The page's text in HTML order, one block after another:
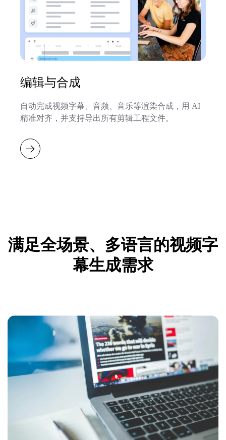
编辑与合成
自动完成视频字幕、音频、音乐等渲染合成，用 AI
精准对齐，并支持导出所有剪辑工程文件。
满足全场景、多语言的视频字
幕生成需求